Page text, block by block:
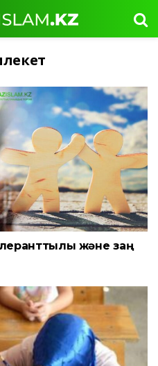
және заң